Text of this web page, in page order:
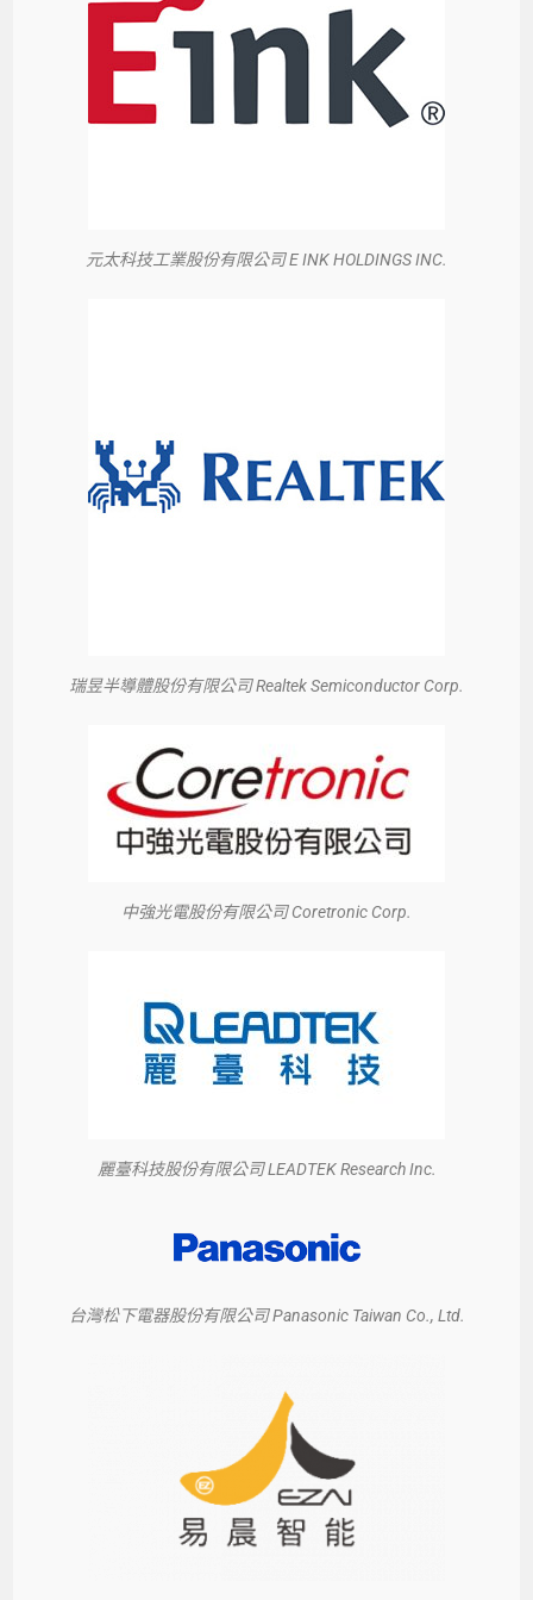
元太科技工業股份有限公司 E INK HOLDINGS INC.
瑞昱半導體股份有限公司 Realtek Semiconductor Corp.
中強光電股份有限公司 Coretronic Corp.
麗臺科技股份有限公司 LEADTEK Research Inc.
台灣松下電器股份有限公司 Panasonic Taiwan Co., Ltd.